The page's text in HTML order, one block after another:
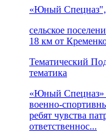
«Юный Спецназ",
сельское
18 км от
Тематический
тематика
«Юный
военно-
ребят чувства
ответственнос...